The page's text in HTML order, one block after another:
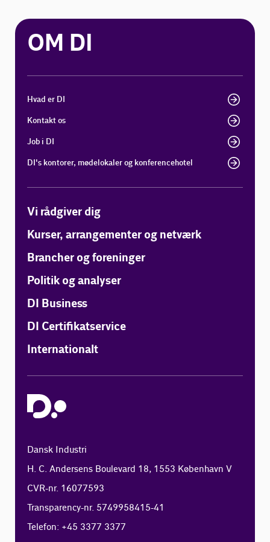
OM DI
Hvad er DI
Kontakt os
Job i DI
DI's kontorer, mødelokaler og konferencehotel
Vi rådgiver dig
Kurser, arrangementer og netværk
Brancher og foreninger
Politik og analyser
DI Business
DI Certifikatservice
Internationalt
Dansk Industri
H. C. Andersens Boulevard 18, 1553 København V
CVR-nr. 16077593
Transparency-nr. 5749958415-41
Telefon: +45 3377 3377